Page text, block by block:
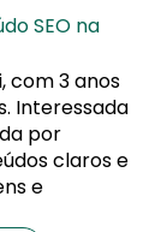
SEO na
com 3 anos
Interessada
por
claros e
e